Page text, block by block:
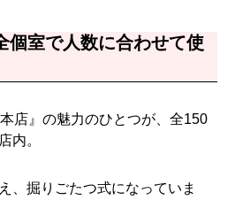
個室で人数に合わせて使
店』の魅力のひとつが、全150
内。
、掘りごたつ式になっていま